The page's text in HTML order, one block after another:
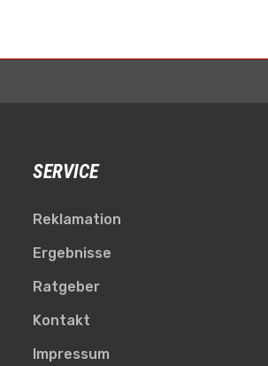
SERVICE
Reklamation
Ergebnisse
Ratgeber
Kontakt
Impressum